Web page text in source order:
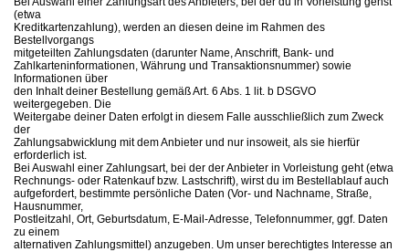
(etwa
Kreditkartenzahlung), werden an diesen deine im Rahmen des
Bestellvorgangs
mitgeteilten Zahlungsdaten (darunter Name, Anschrift, Bank- und
Zahlkarteninformationen, Währung und Transaktionsnummer) sowie
Informationen über
den Inhalt deiner Bestellung gemäß Art. 6 Abs. 1 lit. b DSGVO
weitergegeben. Die
Weitergabe deiner Daten erfolgt in diesem Falle ausschließlich zum Zweck
der
Zahlungsabwicklung mit dem Anbieter und nur insoweit, als sie hierfür
erforderlich ist.
Bei Auswahl einer Zahlungsart, bei der der Anbieter in Vorleistung geht (etwa
Rechnungs- oder Ratenkauf bzw. Lastschrift), wirst du im Bestellablauf auch
aufgefordert, bestimmte persönliche Daten (Vor- und Nachname, Straße,
Hausnummer,
Postleitzahl, Ort, Geburtsdatum, E-Mail-Adresse, Telefonnummer, ggf. Daten
zu einem
alternativen Zahlungsmittel) anzugeben. Um unser berechtigtes Interesse an